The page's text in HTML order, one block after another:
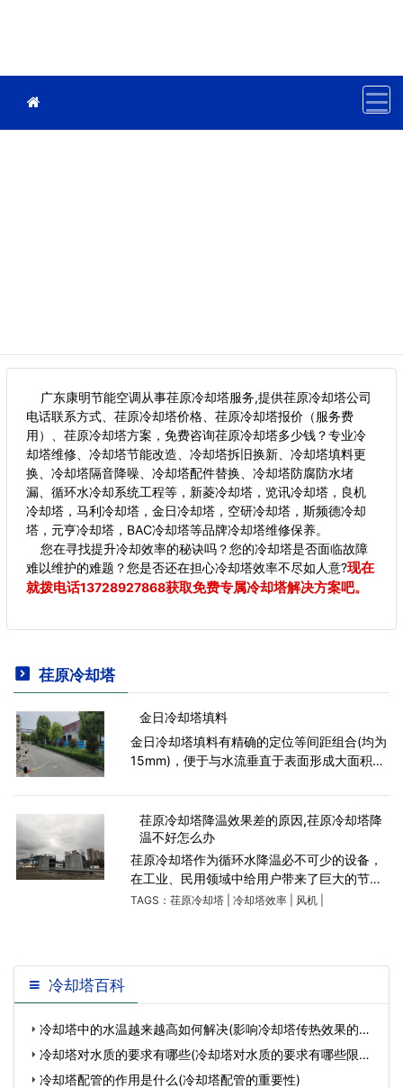
广东康明节能空调从事荏原冷却塔服务,提供荏原冷却塔公司
电话联系方式、荏原冷却塔价格、荏原冷却塔报价（服务费
用）、荏原冷却塔方案，免费咨询荏原冷却塔多少钱？专业冷
却塔维修、冷却塔节能改造、冷却塔拆旧换新、冷却塔填料更
换、冷却塔隔音降噪、冷却塔配件替换、冷却塔防腐防水堵
漏、循环水冷却系统工程等，新菱冷却塔，览讯冷却塔，良机
冷却塔，马利冷却塔，金日冷却塔，空研冷却塔，斯频德冷却
塔，元亨冷却塔，BAC冷却塔等品牌冷却塔维修保养。
您在寻找提升冷却效率的秘诀吗？您的冷却塔是否面临故障
难以维护的难题？您是否还在担心冷却塔效率不尽如人意?现在
就拨电话13728927868获取免费专属冷却塔解决方案吧。
荏原冷却塔
金日冷却塔填料
金日冷却塔填料有精确的定位等间距组合(均为
15mm)，便于与水流垂直于表面形成大面积的
式导流器使填料内气水比的分配均匀合理，高
效的除水器与填料模
荏原冷却塔降温效果差的原因,荏原冷却塔降
温不好怎么办
荏原冷却塔作为循环水降温必不可少的设备，
在工业、民用领域中给用户带来了巨大的节能
作用，保护了水资源的浪费，达到节能减排效
TAGS： 荏原冷却塔| 冷却塔效率| 风机|
冷却塔百科
冷却塔中的水温越来越高如何解决(影响冷却塔传热效果的因
素)…
冷却塔对水质的要求有哪些(冷却塔对水质的要求有哪些限制)
… 冷却塔配管的作用是什么(冷却塔配管的重要性)